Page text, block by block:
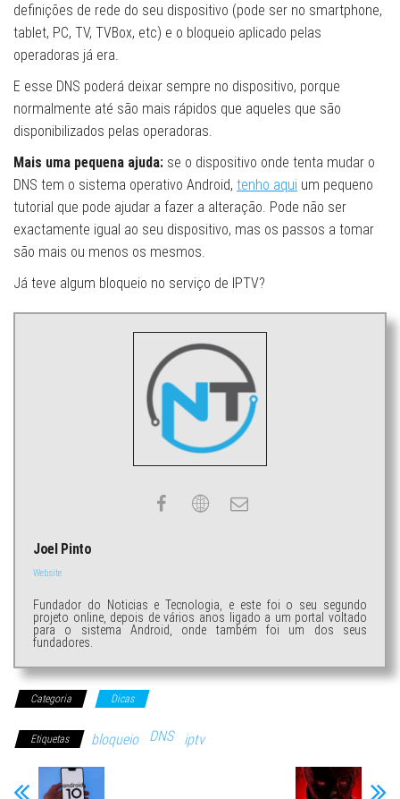
definições de rede do seu dispositivo (pode ser no smartphone,
tablet, PC, TV, TVBox, etc) e o bloqueio aplicado pelas
operadoras já era.
E esse DNS poderá deixar sempre no dispositivo, porque
normalmente até são mais rápidos que aqueles que são
disponibilizados pelas operadoras.
Mais uma pequena ajuda: se o dispositivo onde tenta mudar o
DNS tem o sistema operativo Android, tenho aqui um pequeno
tutorial que pode ajudar a fazer a alteração. Pode não ser
exactamente igual ao seu dispositivo, mas os passos a tomar
são mais ou menos os mesmos.
Já teve algum bloqueio no serviço de IPTV?
Joel Pinto
Website
Fundador do Noticias e Tecnologia, e este foi o seu segundo
projeto online, depois de vários anos ligado a um portal voltado
para o sistema Android, onde também foi um dos seus
fundadores.
Categoria Dicas
Etiquetas bloqueio DNS iptv